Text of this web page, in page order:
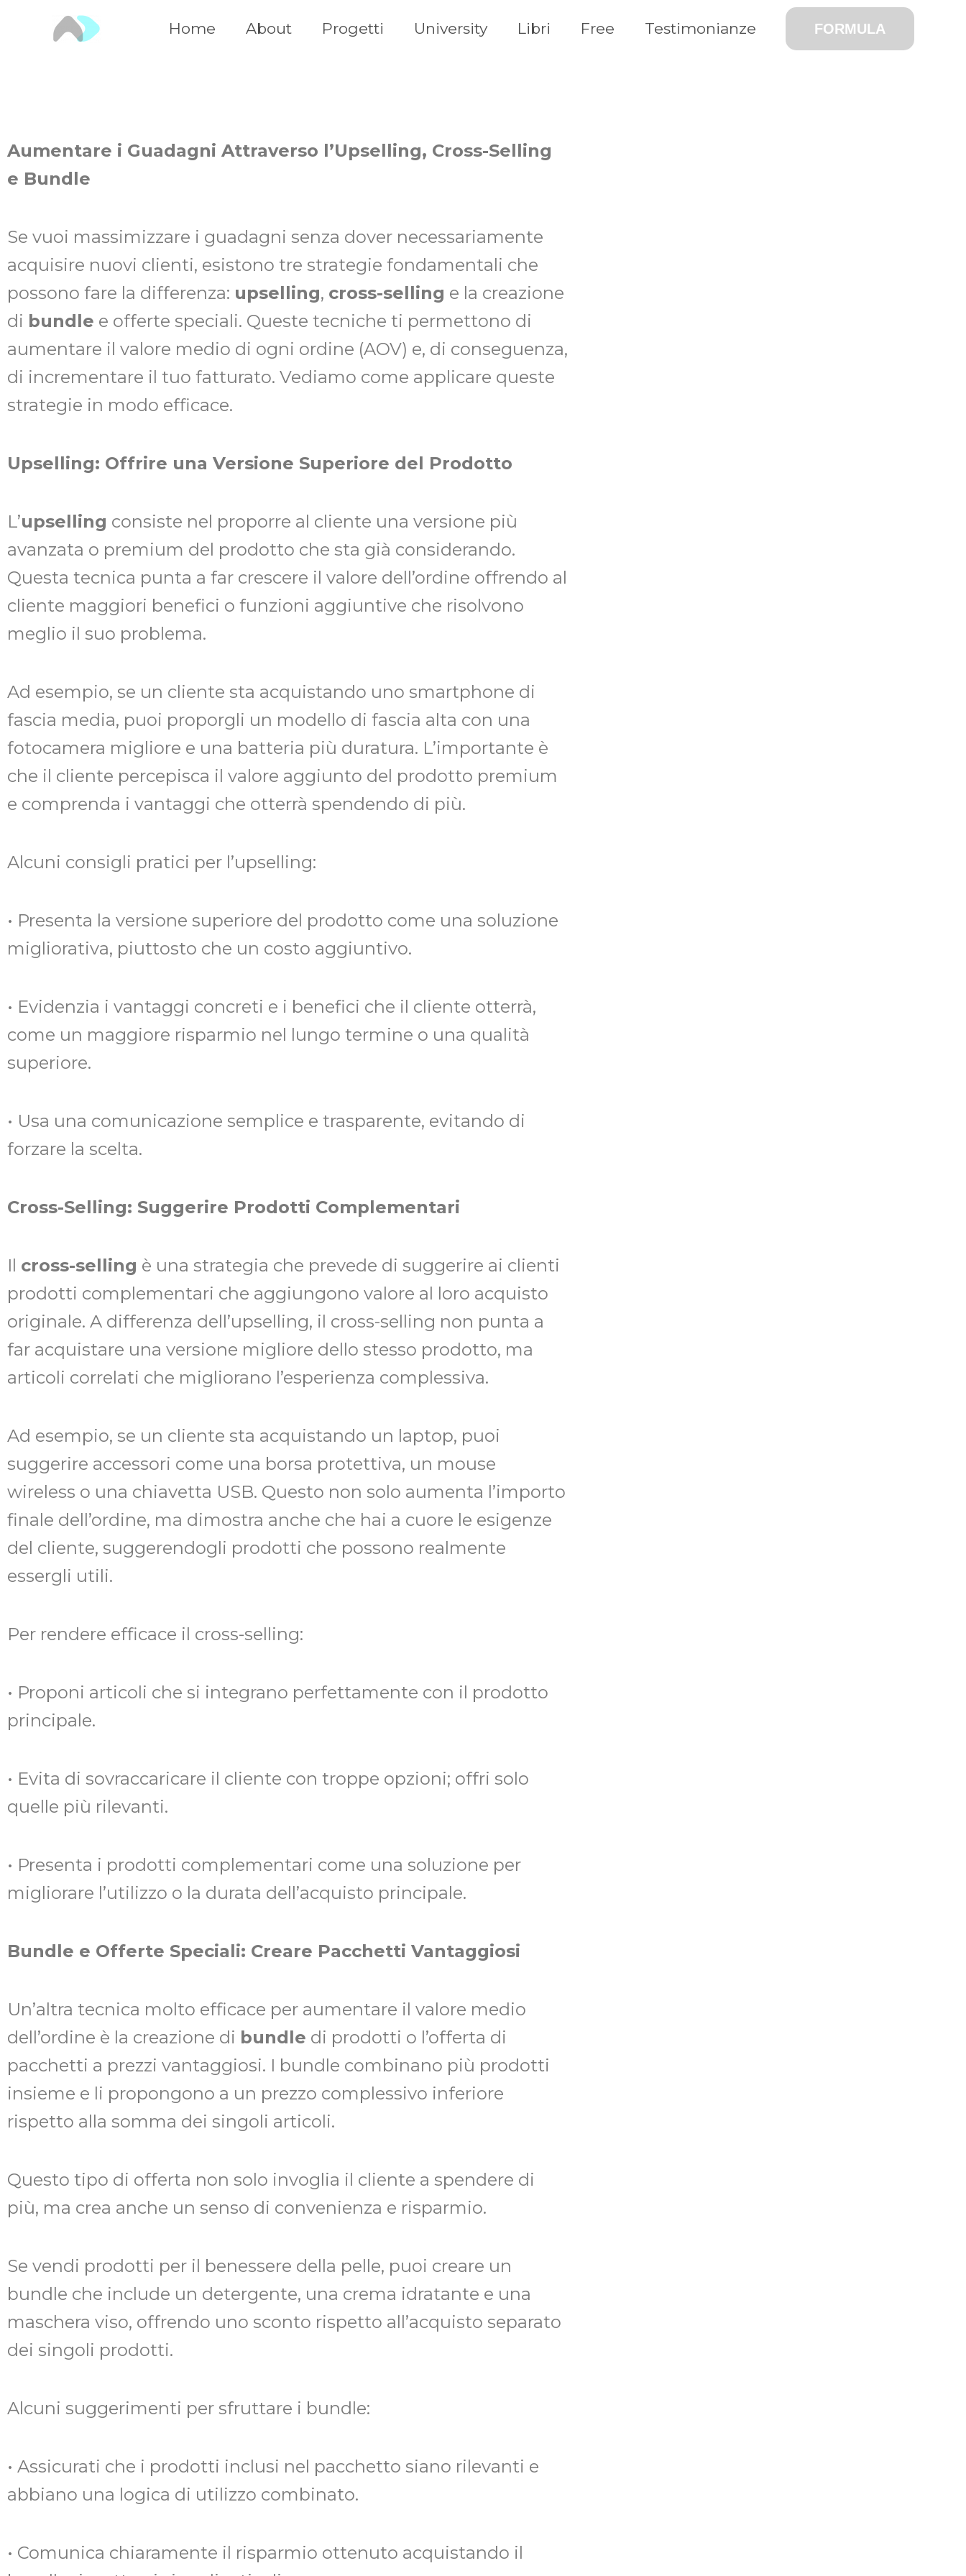
Home About Progetti University Libri Free Testimonianze FORMULA
Aumentare i Guadagni Attraverso l’Upselling, Cross-Selling
e Bundle
Se vuoi massimizzare i guadagni senza dover necessariamente
acquisire nuovi clienti, esistono tre strategie fondamentali che
possono fare la differenza: upselling, cross-selling e la creazione
di bundle e offerte speciali. Queste tecniche ti permettono di
aumentare il valore medio di ogni ordine (AOV) e, di conseguenza,
di incrementare il tuo fatturato. Vediamo come applicare queste
strategie in modo efficace.
Upselling: Offrire una Versione Superiore del Prodotto
L’upselling consiste nel proporre al cliente una versione più
avanzata o premium del prodotto che sta già considerando.
Questa tecnica punta a far crescere il valore dell’ordine offrendo al
cliente maggiori benefici o funzioni aggiuntive che risolvono
meglio il suo problema.
Ad esempio, se un cliente sta acquistando uno smartphone di
fascia media, puoi proporgli un modello di fascia alta con una
fotocamera migliore e una batteria più duratura. L’importante è
che il cliente percepisca il valore aggiunto del prodotto premium
e comprenda i vantaggi che otterrà spendendo di più.
Alcuni consigli pratici per l’upselling:
• Presenta la versione superiore del prodotto come una soluzione
migliorativa, piuttosto che un costo aggiuntivo.
• Evidenzia i vantaggi concreti e i benefici che il cliente otterrà,
come un maggiore risparmio nel lungo termine o una qualità
superiore.
• Usa una comunicazione semplice e trasparente, evitando di
forzare la scelta.
Cross-Selling: Suggerire Prodotti Complementari
Il cross-selling è una strategia che prevede di suggerire ai clienti
prodotti complementari che aggiungono valore al loro acquisto
originale. A differenza dell’upselling, il cross-selling non punta a
far acquistare una versione migliore dello stesso prodotto, ma
articoli correlati che migliorano l’esperienza complessiva.
Ad esempio, se un cliente sta acquistando un laptop, puoi
suggerire accessori come una borsa protettiva, un mouse
wireless o una chiavetta USB. Questo non solo aumenta l’importo
finale dell’ordine, ma dimostra anche che hai a cuore le esigenze
del cliente, suggerendogli prodotti che possono realmente
essergli utili.
Per rendere efficace il cross-selling:
• Proponi articoli che si integrano perfettamente con il prodotto
principale.
• Evita di sovraccaricare il cliente con troppe opzioni; offri solo
quelle più rilevanti.
• Presenta i prodotti complementari come una soluzione per
migliorare l’utilizzo o la durata dell’acquisto principale.
Bundle e Offerte Speciali: Creare Pacchetti Vantaggiosi
Un’altra tecnica molto efficace per aumentare il valore medio
dell’ordine è la creazione di bundle di prodotti o l’offerta di
pacchetti a prezzi vantaggiosi. I bundle combinano più prodotti
insieme e li propongono a un prezzo complessivo inferiore
rispetto alla somma dei singoli articoli.
Questo tipo di offerta non solo invoglia il cliente a spendere di
più, ma crea anche un senso di convenienza e risparmio.
Se vendi prodotti per il benessere della pelle, puoi creare un
bundle che include un detergente, una crema idratante e una
maschera viso, offrendo uno sconto rispetto all’acquisto separato
dei singoli prodotti.
Alcuni suggerimenti per sfruttare i bundle:
• Assicurati che i prodotti inclusi nel pacchetto siano rilevanti e
abbiano una logica di utilizzo combinato.
• Comunica chiaramente il risparmio ottenuto acquistando il